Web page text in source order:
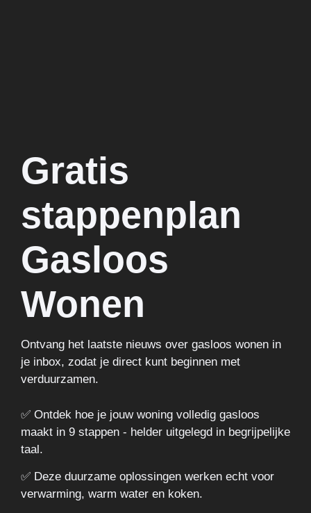
Gratis
stappenplan
Gasloos
Wonen
Ontvang het laatste nieuws over gasloos wonen in
je inbox, zodat je direct kunt beginnen met
verduurzamen.
✅ Ontdek hoe je jouw woning volledig gasloos
maakt in 9 stappen - helder uitgelegd in begrijpelijke
taal.
✅ Deze duurzame oplossingen werken echt voor
verwarming, warm water en koken.